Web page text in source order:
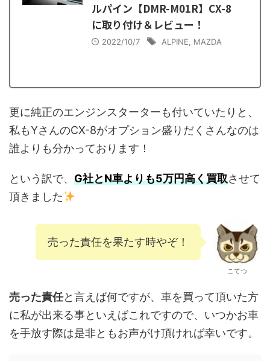
ルパイン【DMR-M01R】CX-8
に取り付け＆レビュー！
2022/10/7 ALPINE MAZDA
更に純正のエンジンスターターも付いていたりと、
私もYさんのCX-8がオプション盛りだくさんなのは
誰よりも分かっております！
という訳で、 G社とN車よりも5万円高く買取させて
頂きました
売った責任を果たす時やぞ！
こてつ
売った責任と言えば何ですが、車を買って頂いた方
に私が出来る事といえばこれですので、いつかお車
を手放す際は是非ともお声がけ頂ければ幸いです。